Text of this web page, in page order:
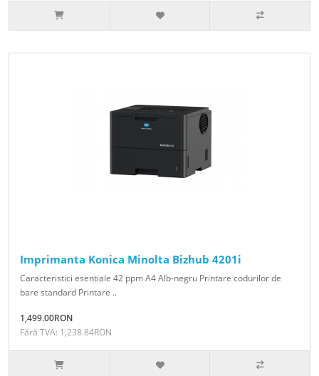
Imprimanta Konica Minolta Bizhub 4201i
Caracteristici esentiale 42 ppm A4 Alb-negru Printare codurilor de
bare standard Printare ..
1,499.00RON
Fără TVA: 1,238.84RON